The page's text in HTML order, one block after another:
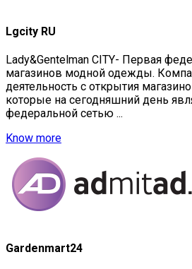
Lgcity RU
Lady&Gentelman CITY- Первая
магазинов модной одежды.
деятельность с открытия
которые на сегодняшний день
федеральной сетью ...
Know more
Gardenmart24